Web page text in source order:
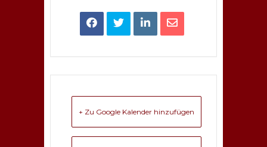
+ Zu Google Kalender hinzufügen